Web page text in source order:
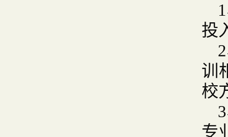
投
训
校
专